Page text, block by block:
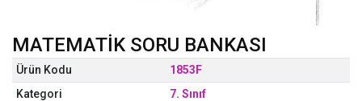
MATEMATİK SORU BANKASI
Ürün Kodu
1853F
Kategori
7. Sınıf